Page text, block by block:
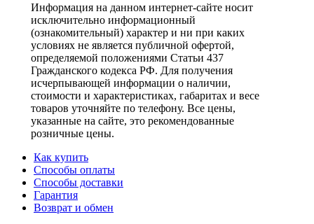
Информация на данном интернет-сайте носит
исключительно информационный
(ознакомительный) характер и ни при каких
условиях не является публичной офертой,
определяемой положениями Статьи 437
Гражданского кодекса РФ. Для получения
исчерпывающей информации о наличии,
стоимости и характеристиках, габаритах и весе
товаров уточняйте по телефону. Все цены,
указанные на сайте, это рекомендованные
розничные цены.
Как купить
Способы оплаты
Способы доставки
Гарантия
Возврат и обмен